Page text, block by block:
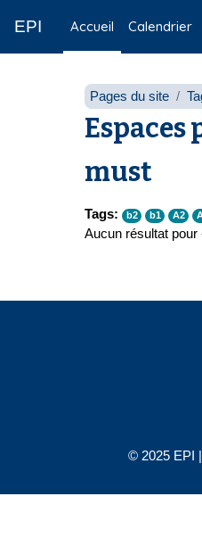
EPI Accueil Calendrier
Pages du site
must
Tags: b2 b1 A2
Aucun résultat pour
© 2025 EPI |